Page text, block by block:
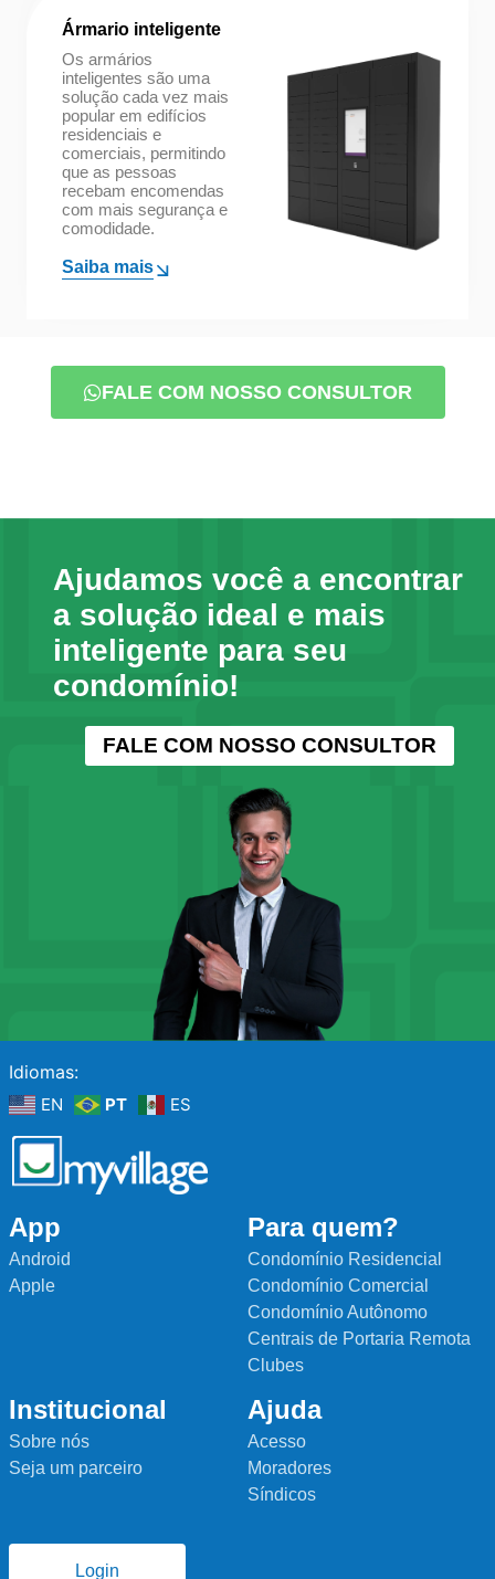
Ármario inteligente
Os armários
inteligentes são uma
solução cada vez mais
popular em edifícios
residenciais e
comerciais, permitindo
que as pessoas
recebam encomendas
com mais segurança e
comodidade.
Saiba mais
FALE COM NOSSO CONSULTOR
Ajudamos você a encontrar
a solução ideal e mais
inteligente para seu
condomínio!
FALE COM NOSSO CONSULTOR
Idiomas:
EN PT ES
App
Android
Apple
Para quem?
Condomínio Residencial
Condomínio Comercial
Condomínio Autônomo
Centrais de Portaria Remota
Clubes
Institucional
Sobre nós
Seja um parceiro
Ajuda
Acesso
Moradores
Síndicos
Login